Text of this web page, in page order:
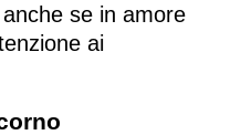
se in amore
ai